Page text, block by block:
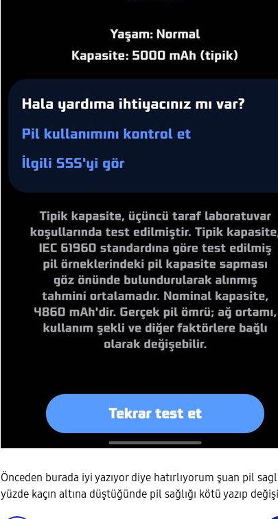
Önceden burada iyi yazıyor diye hatırlıyorum şuan pil
yüzde kaçın altına düştüğünde pil sağlığı kötü yazıp